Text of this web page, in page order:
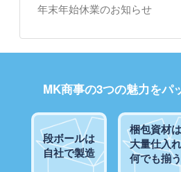
年末年始休業のお知らせ
MK商事の3つの魅力をパ
段ボールは
自社で製造
梱包資材は
大量仕入れ
何でも揃う